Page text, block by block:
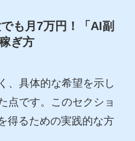
も月7万円！「AI副
ぎ方
、具体的な希望を示し
点です。このセクショ
得るための実践的な方